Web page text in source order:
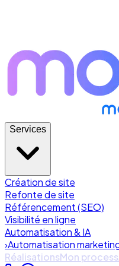
Services
Création de site
Refonte de site
Référencement (SEO)
Visibilité en ligne
Automatisation & IA
›Automatisation
RéalisationsMon process